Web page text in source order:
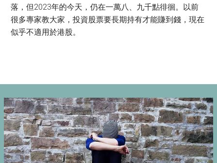
落，但2023年的今天，仍在一萬八、九千點徘徊。以前
很多專家教大家，投資股票要長期持有才能賺到錢，現在
似乎不適用於港股。